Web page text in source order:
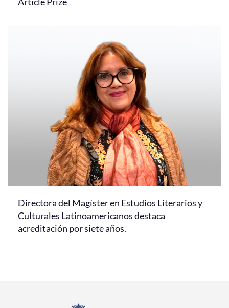
Directora del Magíster en Estudios Literarios y
Culturales Latinoamericanos destaca
acreditación por siete años.